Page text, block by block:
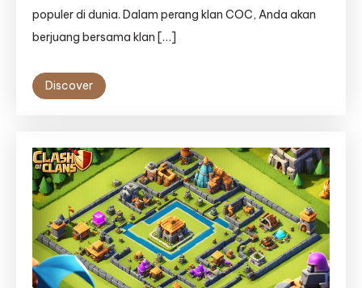
populer di dunia. Dalam perang klan COC, Anda akan
berjuang bersama klan […]
Discover